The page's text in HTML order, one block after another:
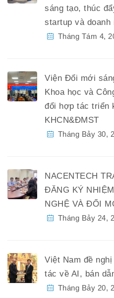
sáng tạo, thúc
startup và doanh
Tháng Tám 4,
Viện Đổi mới
Khoa học và
đổi hợp tác triển
KHCN&ĐMST
Tháng Bảy 30,
NACENTECH
ĐĂNG KÝ
NGHỆ VÀ ĐỔI
Tháng Bảy 24,
Việt Nam đề
tác về AI, bán
Tháng Bảy 20,